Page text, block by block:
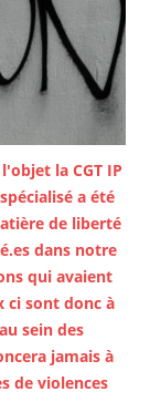
la CGT IP
a été
de liberté
dans notre
qui avaient
ci sont donc à
sein des
jamais à
de violences